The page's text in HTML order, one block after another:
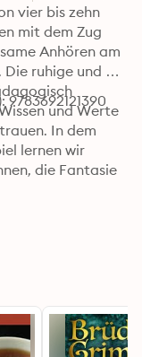
vier bis zehn
mit dem Zug
Anhören am
ruhige und
und Werte
In dem
lernen wir
die Fantasie
Hörspiel
der Brüder
Rossini
Schuh bis ins